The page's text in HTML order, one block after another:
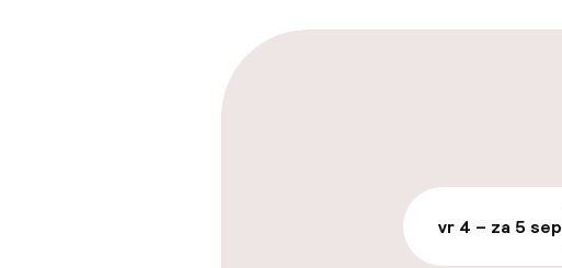
Parkeergelegenheid
€ 27,00 per dag
Openbaar parkeren
vr 4 – za 5